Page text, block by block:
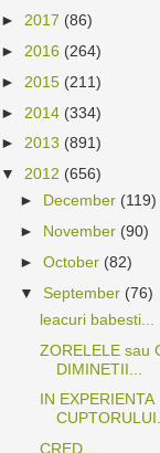
► 2017 (86)
► 2016 (264)
► 2015 (211)
► 2014 (334)
► 2013 (891)
▼ 2012 (656)
► December (119)
► November (90)
►October (82)
▼September (76)
leacuri babesti...
ZORELELE sau
DIMINETII...
IN EXPERIENTA
CRED...